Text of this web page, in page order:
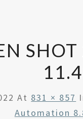
At 831 × 857
Automation